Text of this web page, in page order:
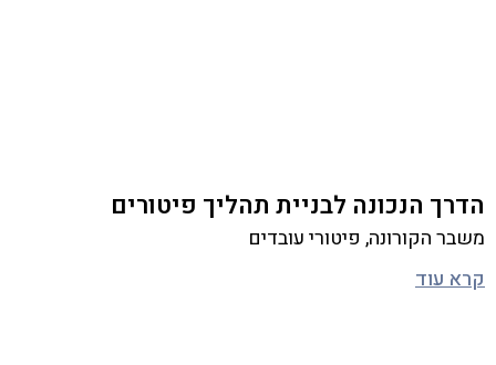
הדרך הנכונה לבניית תהליך פיטורים
משבר הקורונה, פיטורי עובדים
קרא עוד